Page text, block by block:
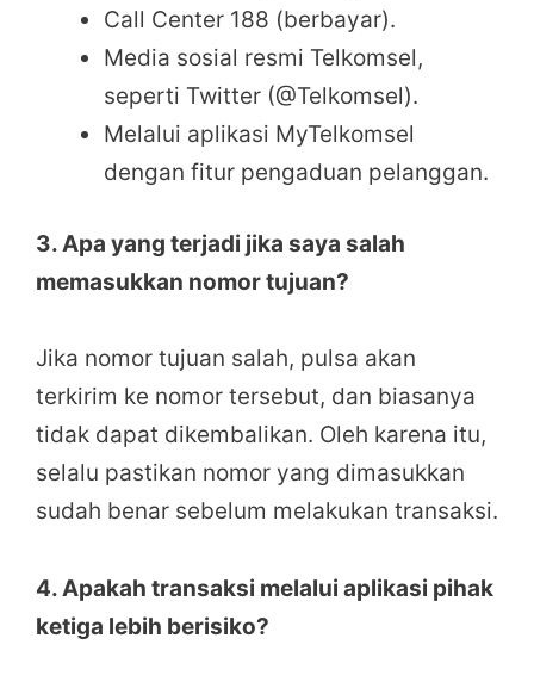
Call Center 188 (berbayar).
Media sosial resmi Telkomsel,
seperti Twitter (@Telkomsel).
Melalui aplikasi MyTelkomsel
dengan fitur pengaduan pelanggan.
3. Apa yang terjadi jika saya salah
memasukkan nomor tujuan?
Jika nomor tujuan salah, pulsa akan
terkirim ke nomor tersebut, dan biasanya
tidak dapat dikembalikan. Oleh karena itu,
selalu pastikan nomor yang dimasukkan
sudah benar sebelum melakukan transaksi.
4. Apakah transaksi melalui aplikasi pihak
ketiga lebih berisiko?